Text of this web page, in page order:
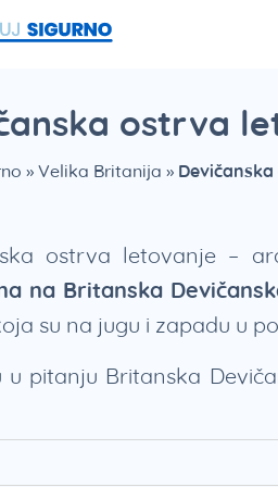
ostrva
» Velika Britanija »
ostrva letovanje –
na Britanska
su na jugu i zapadu u
u pitanju Britanska
za putovanje
obilaska